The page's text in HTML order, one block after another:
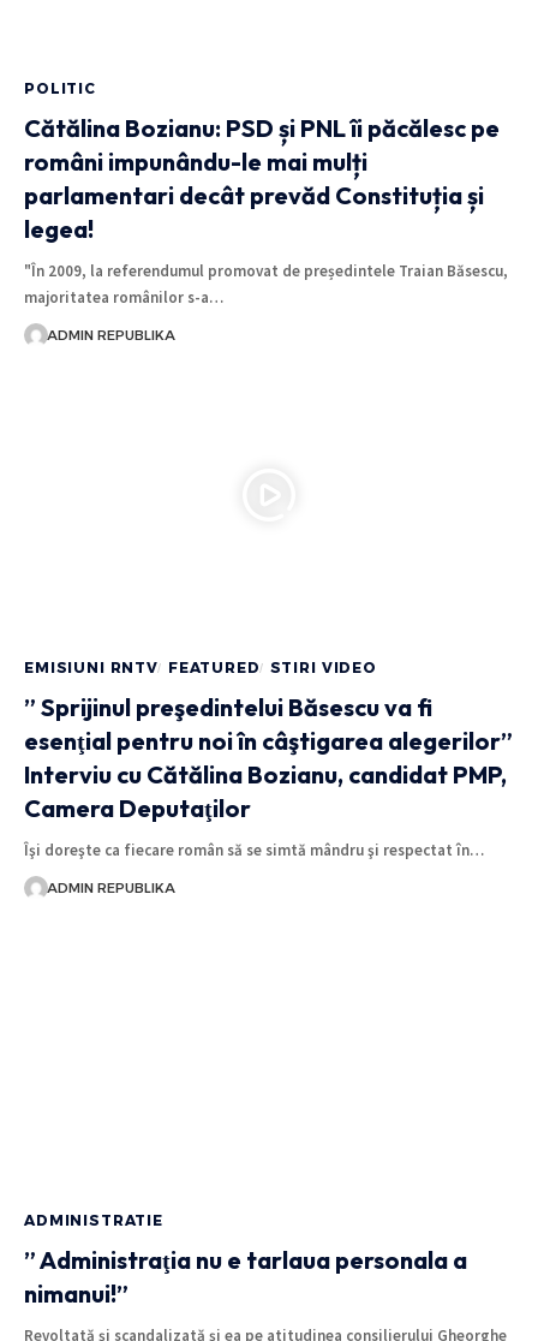
POLITIC
Cătălina Bozianu: PSD și PNL îi păcălesc pe
români impunându-le mai mulți
parlamentari decât prevăd Constituția și
legea!
"În 2009, la referendumul promovat de președintele Traian Băsescu,
majoritatea românilor s-a…
ADMIN REPUBLIKA
EMISIUNI RNTV FEATURED STIRI VIDEO
” Sprijinul preşedintelui Băsescu va fi
esenţial pentru noi în câştigarea alegerilor”
Interviu cu Cătălina Bozianu, candidat PMP,
Camera Deputaţilor
Îşi doreşte ca fiecare român să se simtă mândru şi respectat în…
ADMIN REPUBLIKA
ADMINISTRATIE
” Administraţia nu e tarlaua personala a
nimanui!”
Revoltată şi scandalizată şi ea pe atitudinea consilierului Gheorghe